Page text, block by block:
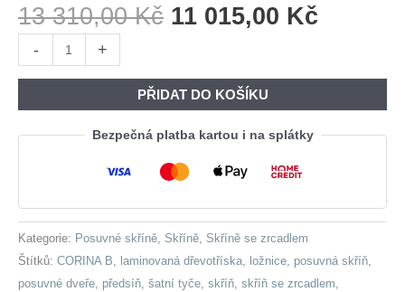
13 310,00Kč Původní
13
310,00 Kč.
11 015,00 Kč
015,00
-
s
dveřmi
se
150
sonoma
množství
+
PŘIDAT DO KOŠÍKU
Bezpečná platba kartou i na splátky
Kategorie: Posuvné skříně, Skříně, Skříně se zrcadlem
Štítků: CORINA B, laminovaná dřevotříska, ložnice, posuvná skříň,
posuvné dveře, předsíň, šatní tyče, skříň, skříň se zrcadlem,